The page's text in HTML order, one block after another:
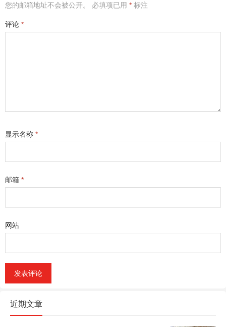
您的邮箱地址不会被公开。 必填项已用 * 标注
评论 *
显示名称 *
邮箱 *
网站
近期文章